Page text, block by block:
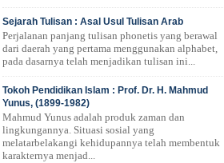
Sejarah Tulisan : Asal Usul Tulisan Arab
Perjalanan panjang tulisan phonetis yang berawal
dari daerah yang pertama menggunakan alphabet,
pada dasarnya telah menjadikan tulisan ini...
Tokoh Pendidikan Islam : Prof. Dr. H. Mahmud
Yunus, (1899-1982)
Mahmud Yunus adalah produk zaman dan
lingkungannya. Situasi sosial yang
melatarbelakangi kehidupannya telah membentuk
karakternya menjad...